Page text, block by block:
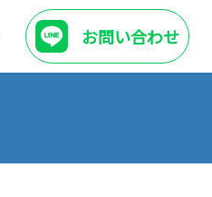
お問い合わせ